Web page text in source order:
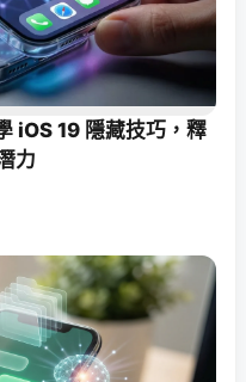
iOS 19 隱藏技巧，釋
力